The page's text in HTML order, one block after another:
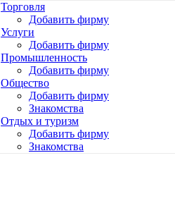
Торговля
Добавить фирму
Услуги
Добавить фирму
Промышленность
Добавить фирму
Общество
Добавить фирму
Знакомства
Отдых и туризм
Добавить фирму
Знакомства